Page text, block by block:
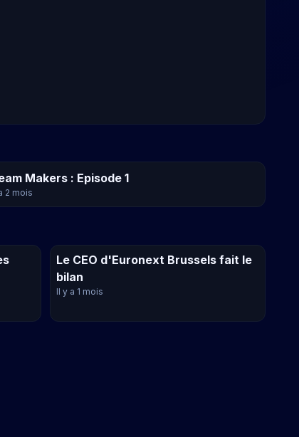
Makers : Episode 1
2 mois
Le CEO d'Euronext Brussels fait le
bilan
Il y a 1 mois